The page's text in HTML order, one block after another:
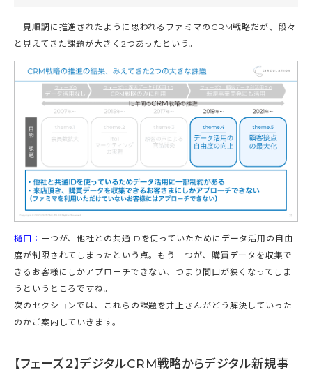
一見順調に推進されたように思われるファミマのCRM戦略だが、段々
と見えてきた課題が大きく2つあったという。
樋口： 一つが、他社との共通IDを使っていたためにデータ活用の自由
度が制限されてしまったという点。もう一つが、購買データを収集で
きるお客様にしかアプローチできない、つまり間口が狭くなってしま
うというところですね。
次のセクションでは、これらの課題を井上さんがどう解決していった
のかご案内していきます。
【フェーズ２】デジタルCRM戦略からデジタル新規事